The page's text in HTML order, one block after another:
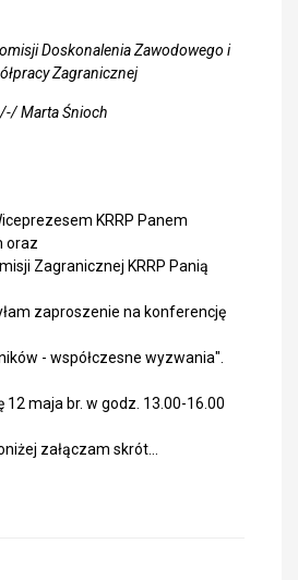
Doskonalenia Zawodowego i
Zagranicznej
/-/ Marta Śnioch
KRRP Panem
oraz
Zagranicznej KRRP Panią
zaproszenie na konferencję
- współczesne wyzwania".
12 maja br. w godz. 13.00-16.00
załączam skrót…